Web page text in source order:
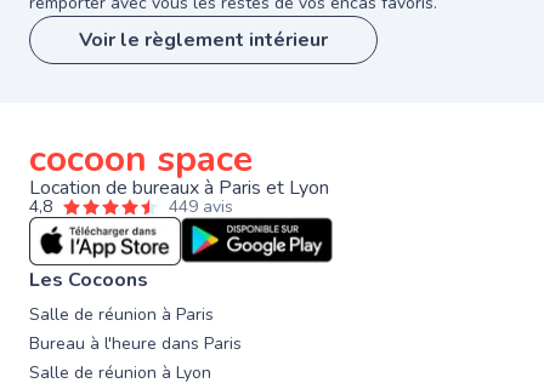
Voir le règlement intérieur
cocoon space
Location de bureaux à Paris et Lyon
4,8 449 avis
Les Cocoons
Salle de réunion à Paris
Bureau à l'heure dans Paris
Salle de réunion à Lyon